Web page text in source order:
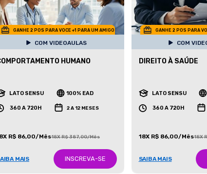
GANHE 2 POS PARA VOCE +1 PARA UM AMIGO
COM VIDEOAULAS
HUMANO
LATO SENSU 100% EAD
360 A 720H 2 A 12 MESES
R$ 86,00/Mês18X R$ 387,00/Mês
MAIS INSCREVA-SE
GANHE 2 POS PARA
COM
DIREITO À SAÚDE
LATO SENSU
360 A 720H
18X R$ 86,00/Mês18X
SAIBA MAIS